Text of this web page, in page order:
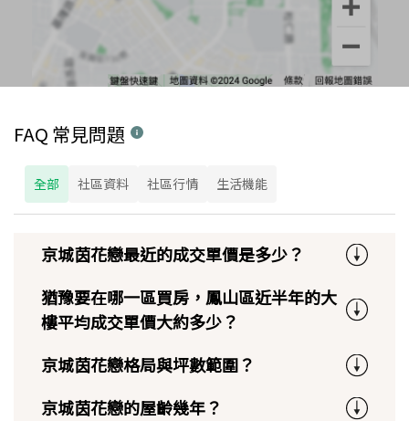
FAQ 常見問題
全部 社區資料 社區行情 生活機能
京城茵花戀最近的成交單價是多少？
猶豫要在哪一區買房，鳳山區近半年的大
樓平均成交單價大約多少？
京城茵花戀格局與坪數範圍？
京城茵花戀的屋齡幾年？